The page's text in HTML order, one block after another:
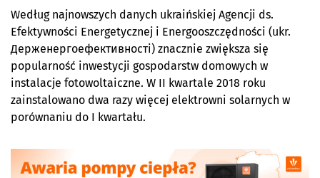
Według najnowszych danych ukraińskiej Agencji ds.
Efektywności Energetycznej i Energooszczędności (ukr.
Держенергоефективності) znacznie zwiększa się
popularność inwestycji gospodarstw domowych w
instalacje fotowoltaiczne. W II kwartale 2018 roku
zainstalowano dwa razy więcej elektrowni solarnych w
porównaniu do I kwartału.